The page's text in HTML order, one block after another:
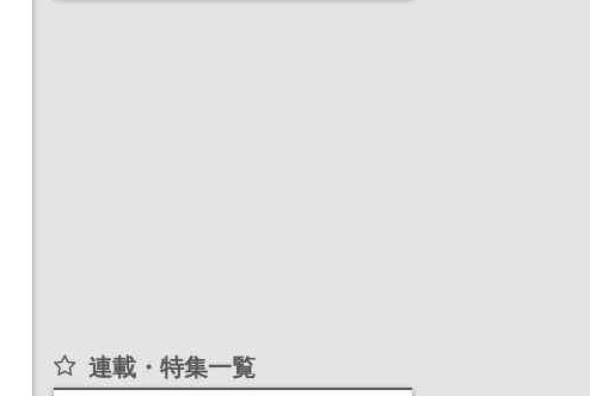
連載・特集一覧